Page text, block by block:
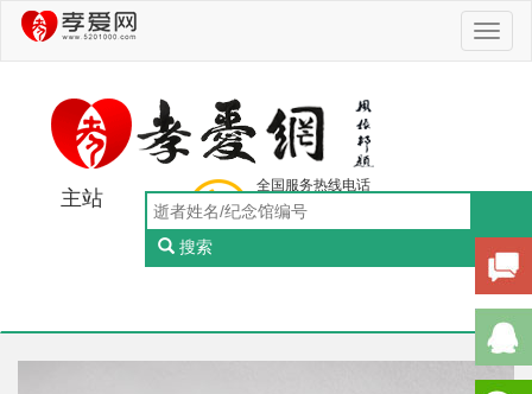
主站
搜索
全国服务热线电话
0756-5505888
工作日：9:00-18:00（周一至周五）